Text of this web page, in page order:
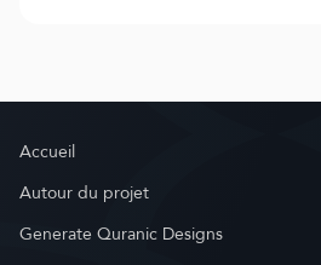
Accueil
Autour du projet
Generate Quranic Designs